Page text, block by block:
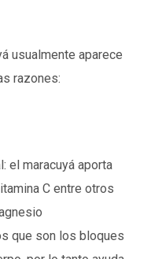
usualmente aparece
razones:
el maracuyá aporta
C entre otros
que son los bloques